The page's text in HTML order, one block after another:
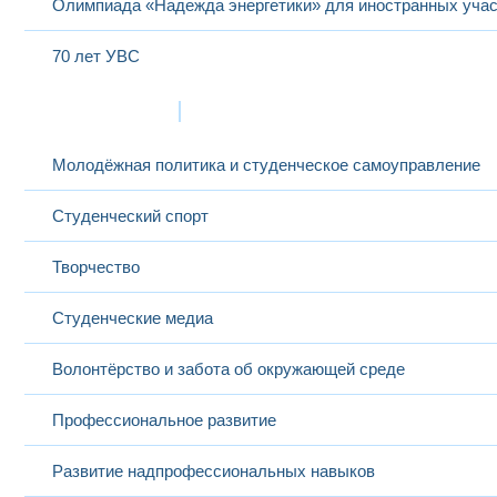
Олимпиада «Надежда энергетики» для иностранных
70 лет УВС
Молодёжная политика и студенческое самоуправление
Студенческий спорт
Творчество
Студенческие медиа
Волонтёрство и забота об окружающей среде
Профессиональное развитие
Развитие надпрофессиональных навыков